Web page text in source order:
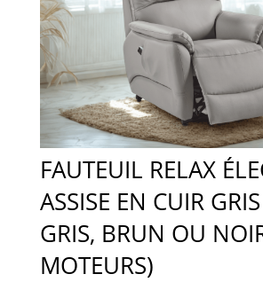
FAUTEUIL RELAX
ASSISE EN CUIR
GRIS, BRUN OU
MOTEURS)